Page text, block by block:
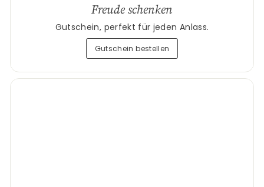
Freude schenken
Gutschein, perfekt für jeden Anlass.
Gutschein bestellen